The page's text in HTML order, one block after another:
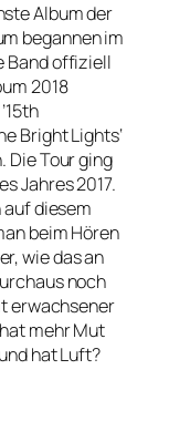
Album der
begannen im
Band offiziell
2018
Bright Lights‘
Die Tour ging
Jahres 2017.
diesem
beim Hören
wie das an
noch
erwachsener
mehr Mut
hat Luft?